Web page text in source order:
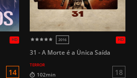
HD
31 - A Morte é a Única Saída
TERROR